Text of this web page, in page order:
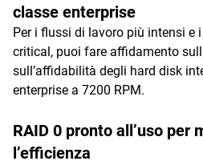
classe enterprise
Per i flussi di lavoro più intensi e
critical, puoi fare affidamento
sull’affidabilità degli hard disk
enterprise a 7200 RPM.
RAID 0 pronto all’uso per
l’efficienza